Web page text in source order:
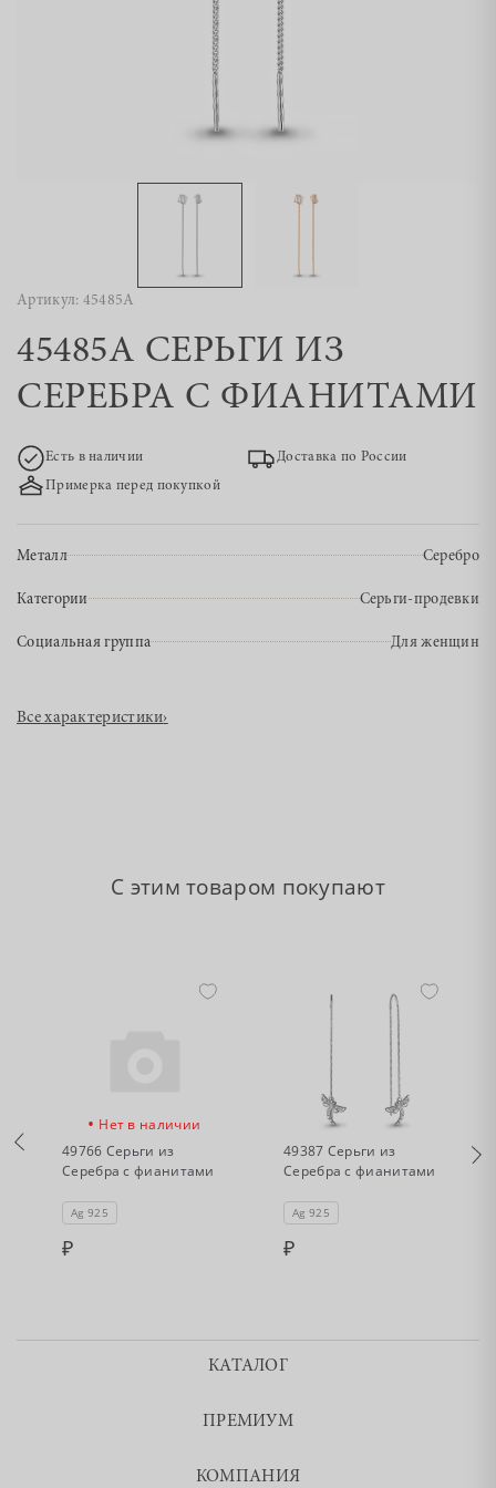
Артикул: 45485А
45485А СЕРЬГИ ИЗ
СЕРЕБРА С ФИАНИТАМИ
Есть в наличии
Доставка по России
Примерка перед покупкой
Металл Серебро
Категории Серьги-продевки
Социальная группа Для женщин
Все характеристики›
С этим товаром покупают
• Нет в наличии
49766 Серьги из
Серебра с фианитами
Ag 925
Нет в наличии
49387 Серьги из
Серебра с фианитами
Ag 925
КАТАЛОГ
ПРЕМИУМ
КОМПАНИЯ